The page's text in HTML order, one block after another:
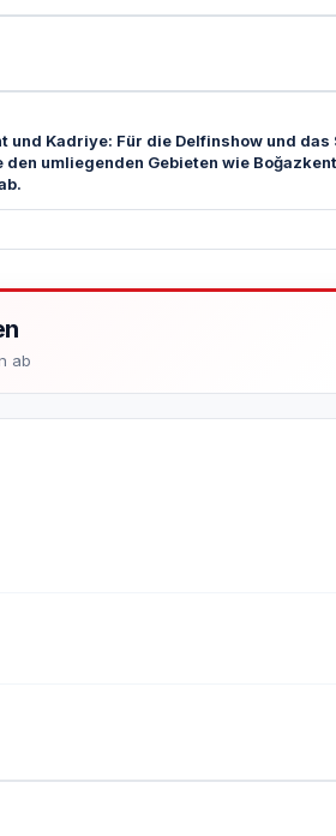
und Kadriye: Für die Delfinshow und
umliegenden Gebieten wie
ab